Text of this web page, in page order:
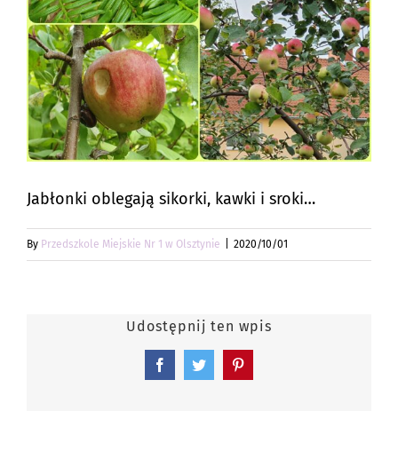
Jabłonki oblegają sikorki, kawki i sroki…
By Przedszkole Miejskie Nr 1 w Olsztynie 2020/10/01
Udostępnij ten wpis
FacebookTwitterPinterest